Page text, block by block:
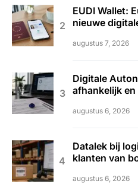
EUDI Wallet:
nieuwe
augustus 7, 2026
Digitale
afhankelijk
augustus 6, 2026
Datalek bij
klanten van
augustus 6, 2026